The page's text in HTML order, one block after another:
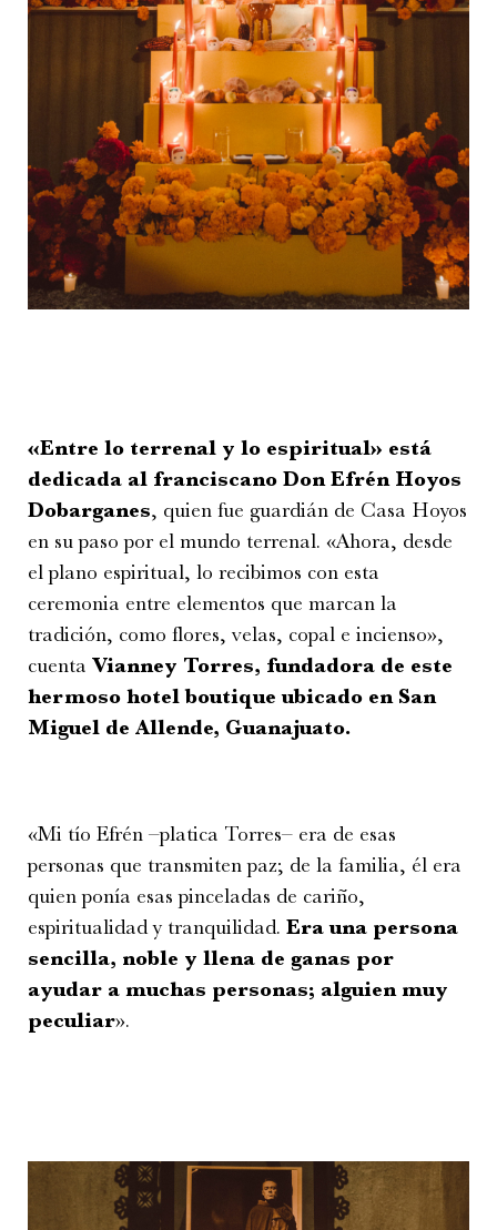
«Entre lo terrenal y lo espiritual» está
dedicada al franciscano Don Efrén Hoyos
Dobarganes, quien fue guardián de Casa Hoyos
en su paso por el mundo terrenal. «Ahora, desde
el plano espiritual, lo recibimos con esta
ceremonia entre elementos que marcan la
tradición, como flores, velas, copal e incienso»,
cuenta Vianney Torres, fundadora de este
hermoso hotel boutique ubicado en San
Miguel de Allende, Guanajuato.
«Mi tío Efrén –platica Torres– era de esas
personas que transmiten paz; de la familia, él era
quien ponía esas pinceladas de cariño,
espiritualidad y tranquilidad. Era una persona
sencilla, noble y llena de ganas por
ayudar a muchas personas; alguien muy
peculiar».